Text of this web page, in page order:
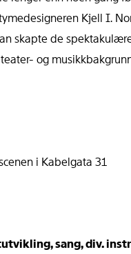
Kjell I.
skapte de
og
i Kabelgata 31
sang, div.